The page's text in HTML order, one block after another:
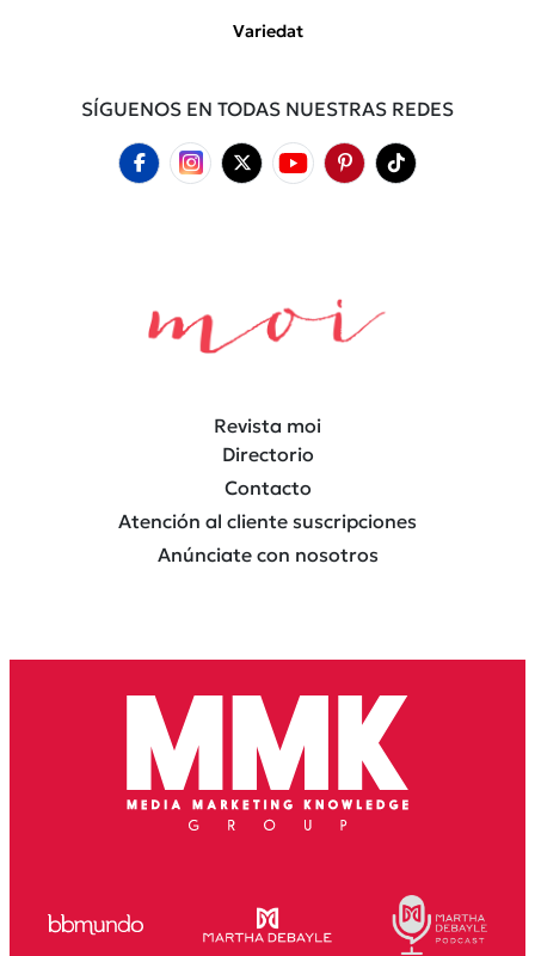
Variedat
SÍGUENOS EN TODAS NUESTRAS REDES
Revista moi
Directorio
Contacto
Atención al cliente suscripciones
Anúnciate con nosotros